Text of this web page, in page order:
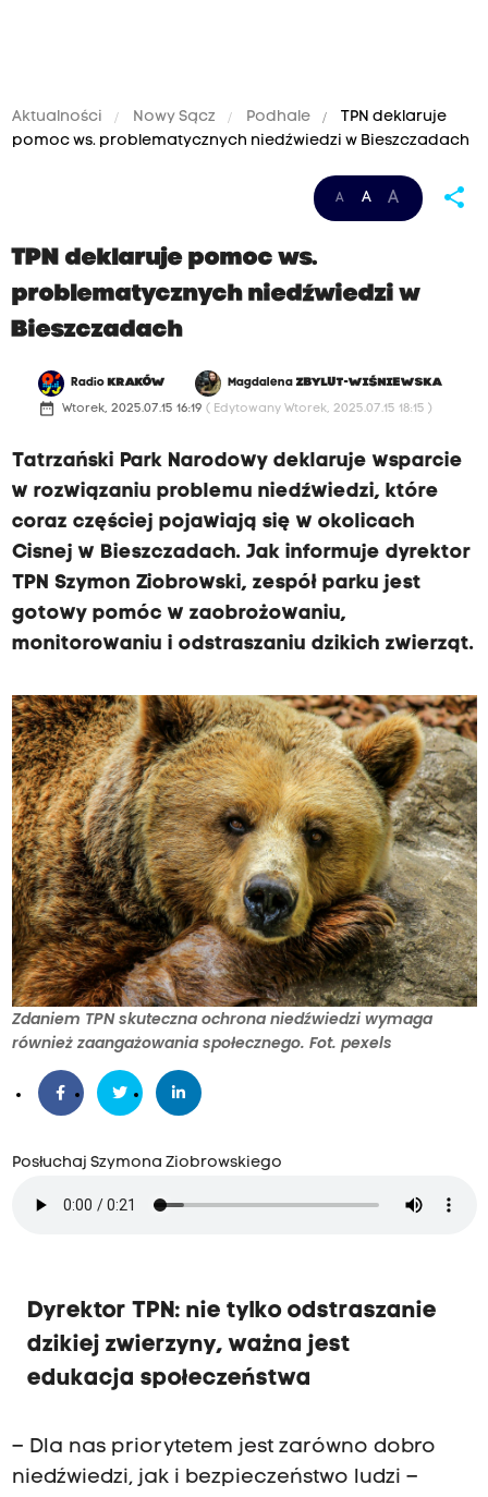
Aktualności Nowy Sącz Podhale
TPN deklaruje
pomoc ws. problematycznych niedźwiedzi w Bieszczadach
A A A share
TPN deklaruje pomoc ws.
problematycznych niedźwiedzi w
Bieszczadach
Radio KRAKÓW MagdalenaZBYLUT-WIŚNIEWSKA
date_range Wtorek, 2025.07.15 16:19 ( Edytowany Wtorek, 2025.07.15 18:15 )
Tatrzański Park Narodowy deklaruje wsparcie
w rozwiązaniu problemu niedźwiedzi, które
coraz częściej pojawiają się w okolicach
Cisnej w Bieszczadach. Jak informuje dyrektor
TPN Szymon Ziobrowski, zespół parku jest
gotowy pomóc w zaobrożowaniu,
monitorowaniu i odstraszaniu dzikich zwierząt.
Zdaniem TPN skuteczna ochrona niedźwiedzi wymaga
również zaangażowania społecznego. Fot. pexels
Posłuchaj Szymona Ziobrowskiego
Dyrektor TPN: nie tylko odstraszanie
dzikiej zwierzyny, ważna jest
edukacja społeczeństwa
– Dla nas priorytetem jest zarówno dobro
niedźwiedzi, jak i bezpieczeństwo ludzi –